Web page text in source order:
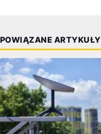
POWIĄZANE ARTYKUŁY